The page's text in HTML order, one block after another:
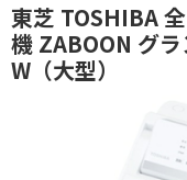
東芝 TOSHIBA
機 ZABOON グ
W（大型）